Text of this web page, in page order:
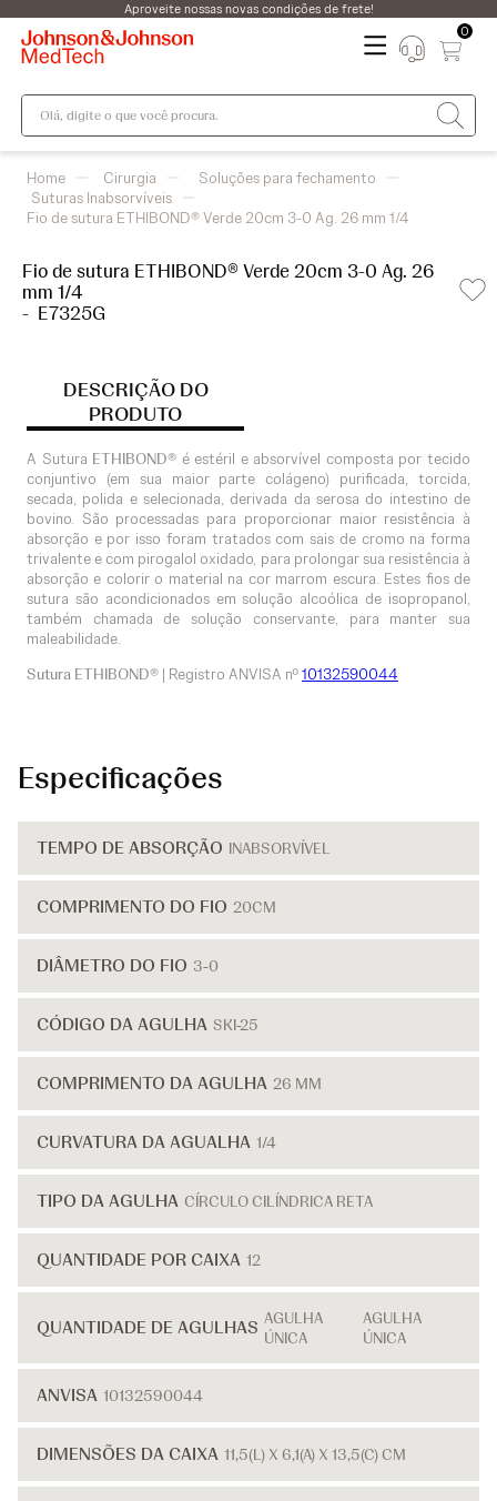
Aproveite nossas novas condições de frete!
0
Olá, digite o que você procura.
Cirurgia
Soluções para fechamento
Suturas Inabsorvíveis
Fio de sutura ETHIBOND® Verde 20cm 3-0 Ag. 26 mm 1/4
Fio de sutura ETHIBOND® Verde 20cm 3-0 Ag. 26
mm 1/4
- E7325G
DESCRIÇÃO DO
PRODUTO
A Sutura ETHIBOND® é estéril e absorvível composta por tecido
conjuntivo (em sua maior parte colágeno) purificada, torcida,
secada, polida e selecionada, derivada da serosa do intestino de
bovino. São processadas para proporcionar maior resistência à
absorção e por isso foram tratados com sais de cromo na forma
trivalente e com pirogalol oxidado, para prolongar sua resistência à
absorção e colorir o material na cor marrom escura. Estes fios de
sutura são acondicionados em solução alcoólica de isopropanol,
também chamada de solução conservante, para manter sua
maleabilidade.
Sutura ETHIBOND® | Registro ANVISA nº10132590044
Especificações
TEMPO DE ABSORÇÃO INABSORVÍVEL
COMPRIMENTO DO FIO 20CM
DIÂMETRO DO FIO 3-0
CÓDIGO DA AGULHA SKI-25
COMPRIMENTO DA AGULHA 26 MM
CURVATURA DA AGUALHA 1/4
TIPO DA AGULHA CÍRCULO CILÍNDRICA RETA
QUANTIDADE POR CAIXA 12
QUANTIDADE DE AGULHAS AGULHA
ÚNICA
AGULHA
ÚNICA
ANVISA 10132590044
DIMENSÕES DA CAIXA 11,5(L) X 6,1(A) X 13,5(C) CM